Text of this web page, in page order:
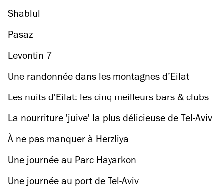
Shablul
Pasaz
Levontin 7
Une randonnée dans les montagnes d’Eilat
Les nuits d'Eilat: les cinq meilleurs bars & clubs
La nourriture 'juive' la plus délicieuse de Tel-Aviv
À ne pas manquer à Herzliya
Une journée au Parc Hayarkon
Une journée au port de Tel-Aviv